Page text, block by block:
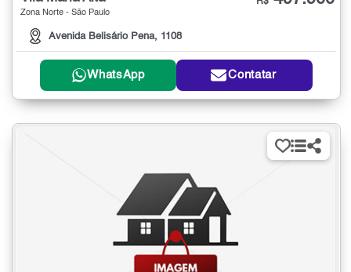
Zona Norte - São Paulo
Avenida Belisário Pena, 1108
R$
WhatsApp Contatar